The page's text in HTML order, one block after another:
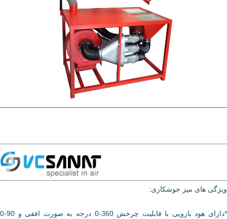
ویژگی های میز جوشکاری:
*دارای هود بازویی با قابلیت چرخش 360-0 درجه به صورت افقی و 90-0